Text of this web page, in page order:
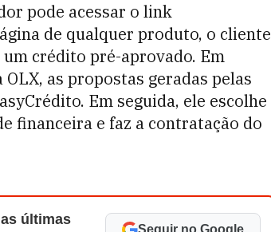
pode acessar o link
de qualquer produto, o cliente
crédito pré-aprovado. Em
as propostas geradas pelas
Em seguida, ele escolhe
financeira e faz a contratação do
últimas
Seguir no Google